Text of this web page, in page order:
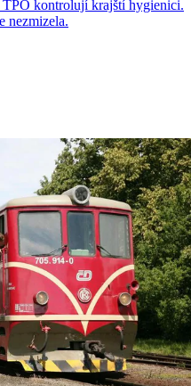
kontrolují krajští hygienici.
nezmizela.